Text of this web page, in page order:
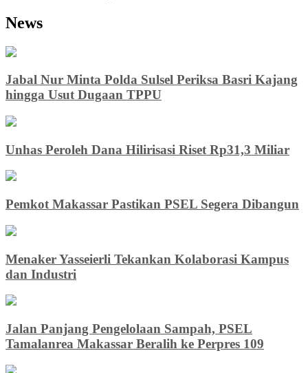
News
Jabal Nur Minta Polda Sulsel Periksa Basri Kajang
hingga Usut Dugaan TPPU
Unhas Peroleh Dana Hilirisasi Riset Rp31,3 Miliar
Pemkot Makassar Pastikan PSEL Segera Dibangun
Menaker Yasseierli Tekankan Kolaborasi Kampus
dan Industri
Jalan Panjang Pengelolaan Sampah, PSEL
Tamalanrea Makassar Beralih ke Perpres 109